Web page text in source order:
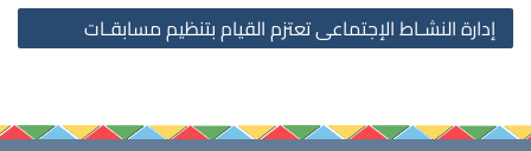
إدارة النشـاط الإجتماعى تعتزم القيام بتنظيم مسابقـات